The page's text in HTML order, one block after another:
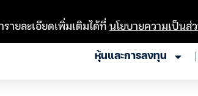
หุ้นและการลงทุน
ายละเอียดเพิ่มเติมได้ที่นโยบายความเป็นส่